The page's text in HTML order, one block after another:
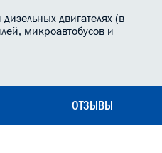
двигателях (в
микроавтобусов и
ОТЗЫВЫ